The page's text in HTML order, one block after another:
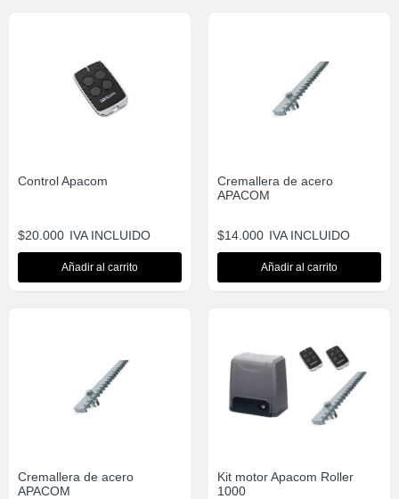
Control Apacom
$20.000 IVA INCLUIDO
Añadir al carrito
Cremallera de acero
APACOM
$14.000 IVA INCLUIDO
Añadir al carrito
Cremallera de acero
APACOM
Kit motor Apacom Roller
1000